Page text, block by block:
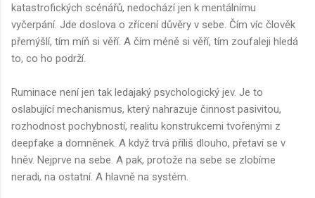
katastrofických scénářů, nedochází jen k mentálnímu
vyčerpání. Jde doslova o zřícení důvěry v sebe. Čím víc člověk
přemýšlí, tím míň si věří. A čím méně si věří, tím zoufaleji hledá
to, co ho podrží.
Ruminace není jen tak ledajaký psychologický jev. Je to
oslabující mechanismus, který nahrazuje činnost pasivitou,
rozhodnost pochybností, realitu konstrukcemi tvořenými z
deepfake a domněnek. A když trvá příliš dlouho, přetaví se v
hněv. Nejprve na sebe. A pak, protože na sebe se zlobíme
neradi, na ostatní. A hlavně na systém.